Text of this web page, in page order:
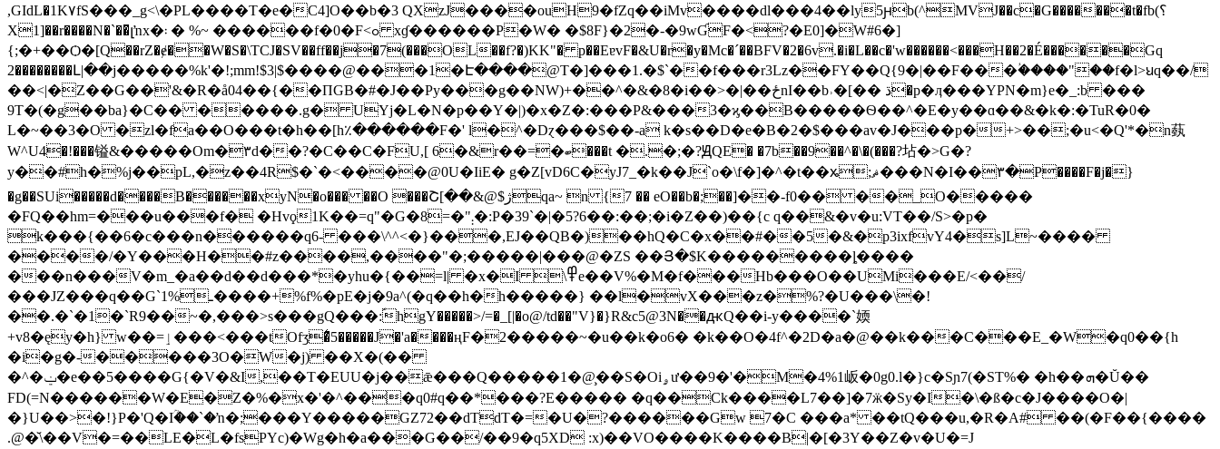
,GIdL�1K۷fS���_g<\�PL����T�e�C4]O��b�3 QXzJ����ouH9�fZq��iMv����dl���4��ly5ԩb(^MVJ��c�G�������t�fb(؟
X1]��r����N�`��̄լŉx�܃ � %~ ������f�0�F<ߋ xɠ������P�W� �$8F}�2�-�9wƓF�<?�E0]�W#6�]
{;�+��Ѻ�[Q��rZ�ɇ��W�S�\TCJ�SV��ff��j�7(���OL��f?�)KK"� p��EɐvF�&U�r�y�Mc�ˊ��BFV�2�6v.�i�L��c�'w������<���H��2�É������Gq
2��������Լ|��j�����%k'�!;mm!$3|$����@���1�Է����@T�]���1.�$`��f���r3Lz��FY��Q{9�|��F���ؙ����"��f�l>ꞟq��/
��<|�Z��G��'&�R�å04��{��ПGB�#�J��Py���g��NW)+��^�&�8�i��>�|��ځnI��b˒�[�� ڌ�p�ӆ���YPN�m}e�_:b ���
9T�(�g��ba}�C�� �����.g� UYj�L�N�p��Y�|)�x�Z�:���P&���3�ϗ��B�����Ѳ��^�E�y��ɑ��&�k�:�TuR�0�
L�~��3�O �zl�fa��O���t�h��[h٪������F�' l�^�Dɀ���$��-a k�s��D�e�B�2�$���av�J���p�+>��;�u<�Q'*�n蓺
W^U4�!���镒&�����Om�٣d��?�C��C�FU,[ 6�&r��=�ބ���t �.�;�?ԬQE� �7b��9��^�\�(���?坫�>G�?
y��#h�%j��pL,�z��4R$�`�<����@0U�IiE� g�Z[vD6C�yJ7_�k��J`o�\f�]�^�t��ꭖ;ޘ���N�I��٣�P����F�j�}
�g��SUi�����d����B������xyN�o��� ��O ���Շ[��&@$ژqa~ n {7 �� eO��b�;��]��-f0�� ��_O�����
�FQ��hm=���u���f� �Hvϙ1K��=q"�G�8=�"܄�:P�39`�|�5?6��:��;�i�Z��)��{c q��&�v�u:VT��/S>�p�
k���{��6�c���n������q6- ���\^^<�}���,EJ��QB�)��hQ�C�x��#��5�&�p3ixfvY4�s]L~����
����/�Y���H��#z����,����"�;�����|���@�ZS ��Յ�$K���������ȴ����
���n���V�m_�a��d��d���*�yhu�{��=l| �x�I \߾e��V%�M�f���Hb���O��UMi���E/<��/
���JZ���q��G`ـ%1����+%f%�pE�j�9a^(�q��h�h�����} ��l�vX���z�%?�U���\�!
��.�`�1�`R9��~�,���>s���gQ���:ؐhgY�����>/=�_[|�o@/td��"V}�}R&c5@3N��ԫQ��i-y����`媆
+v8�ęy�h} w��=ٳ���<���tOfӡ�͛5�����J�'a����ңF�2�����~�u��k�o6� �k��O�4f^�2D�a�@��k���C���E_�W�q0��{h
�i�g�-�����3O�W�j) ��X�(��
�^�ݔ�e��5����G{�V�&I,��T�EUU�j��ǣ���Q�����1�@̧��S�Oiۄư��9�'�M�4%1岅�0g0.l�}c�Sɲ7(�ST%� �h��ܗ�Ŭ��
FD(=N������W�E�Z�%�x�'�^���q0#q��*���?E����� �q��Ck����L7��]�7ӝ�Sy�I�\�ß�c�J����O�|
�}U��>�!}P�'Q�Iؒ��`�ŉ�;���Y�����GZ72��dTdT�=�U�?������Gw 7�C ���a* ��tQ���u,�R�A# ��(�F��{����
.@�̆\��V�=��LE�L�fsPYc)�Wg�h�a���G��/��9�q5XD :x)��VO����K����B|�[�3Y��Z�v�U�=J